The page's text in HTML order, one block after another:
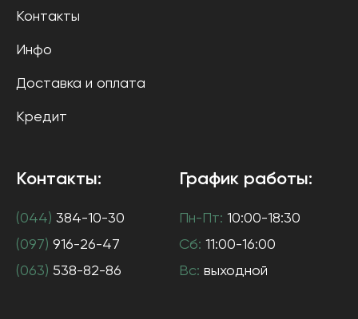
Контакты
Инфо
Доставка и оплата
Кредит
Контакты:
(044) 384-10-30
(097) 916-26-47
(063) 538-82-86
График работы:
Пн-Пт: 10:00-18:30
Сб: 11:00-16:00
Вс: выходной